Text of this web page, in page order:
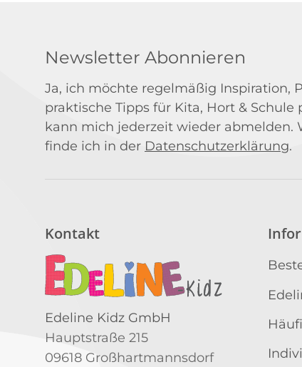
Newsletter Abonnieren
Ja, ich möchte regelmäßig Inspiration,
praktische Tipps für Kita, Hort & Schule
kann mich jederzeit wieder abmelden.
finde ich in der Datenschutzerklärung.
Kontakt
Edeline Kidz GmbH
Hauptstraße 215
09618 Großhartmannsdorf